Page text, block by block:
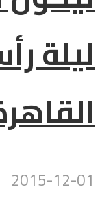
ليلة
2015-12-01